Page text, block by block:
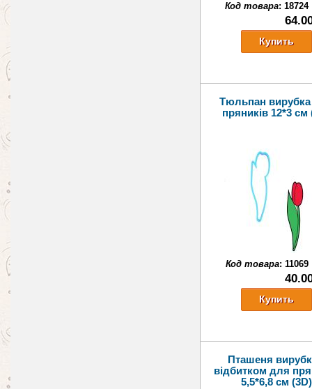
Код товара:18724
Тюльпан
пряників 12*3 см
Код товара: 11069
Пташеня
відбитком для
5,5*6,8 см (3D)